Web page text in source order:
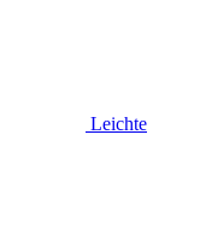
Leichte